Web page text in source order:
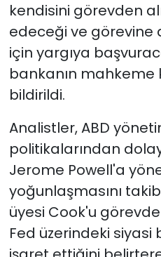
kendisini görevden
edeceği ve
için yargıya
bankanın mahkeme
bildirildi.
Analistler, ABD
politikalarından
Jerome Powell'a
yoğunlaşmasını
üyesi Cook'u
Fed üzerindeki siyasi